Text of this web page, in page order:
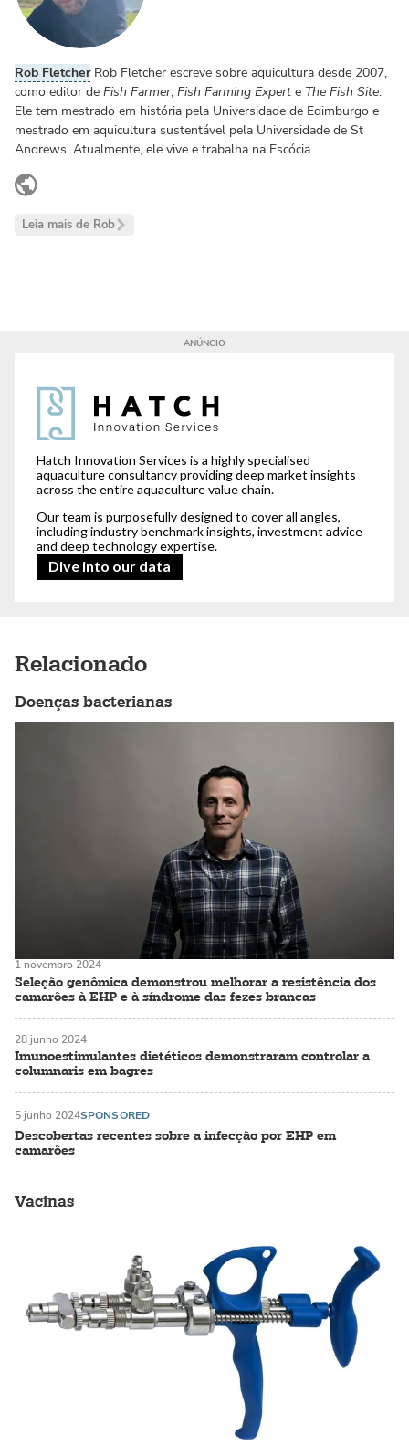
Rob Fletcher Rob Fletcher escreve sobre aquicultura desde 2007,
como editor de Fish Farmer, Fish Farming Experte The Fish Site.
Ele tem mestrado em história pela Universidade de Edimburgo e
mestrado em aquicultura sustentável pela Universidade de St
Andrews. Atualmente, ele vive e trabalha na Escócia.
www.linkedin.com
Leia mais de Rob
Hatch Innovation Services is a highly specialised
aquaculture consultancy providing deep market insights
across the entire aquaculture value chain.
Our team is purposefully designed to cover all angles,
including industry benchmark insights, investment advice
and deep technology expertise.
Dive into our data
Relacionado
Doenças bacterianas
Seleção genômica demonstrou melhorar a resistência dos
camarões à EHP e à síndrome das fezes brancas
1 novembro 2024
Imunoestimulantes dietéticos demonstraram controlar a
columnaris em bagres
28 junho 2024
Descobertas recentes sobre a infecção por EHP em
camarões
5 junho 2024SPONSORED
Vacinas